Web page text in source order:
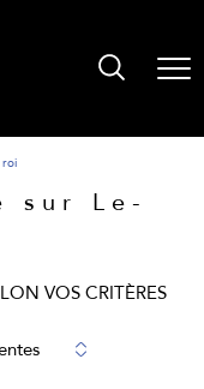
roi
sur Le-
VOS CRITÈRES